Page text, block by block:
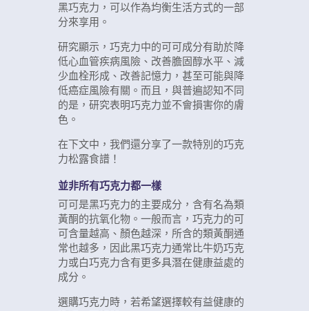
黑巧克力，可以作為均衡生活方式的一部
分來享用。
研究顯示，巧克力中的可可成分有助於降
低心血管疾病風險、改善膽固醇水平、減
少血栓形成、改善記憶力，甚至可能與降
低癌症風險有關。 而且，與普遍認知不同
的是，研究表明巧克力並不會損害你的膚
色。
在下文中，我們還分享了一款特別的巧克
力松露食譜！
並非所有巧克力都一樣
可可是黑巧克力的主要成分，含有名為類
黃酮的抗氧化物。一般而言，巧克力的可
可含量越高、顏色越深，所含的類黃酮通
常也越多，因此黑巧克力通常比牛奶巧克
力或白巧克力含有更多具潛在健康益處的
成分。
選購巧克力時，若希望選擇較有益健康的